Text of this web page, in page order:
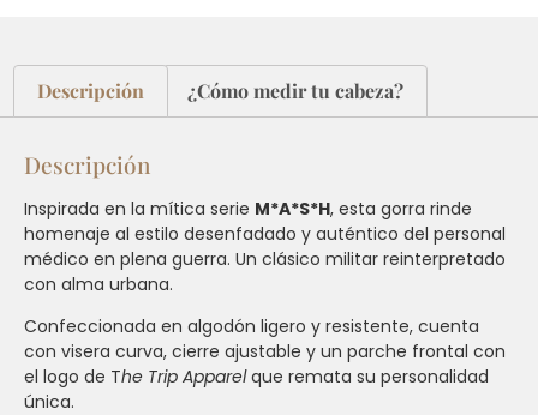
Descripción ¿Cómo medir tu cabeza?
Descripción
Inspirada en la mítica serie M*A*S*H, esta gorra rinde
homenaje al estilo desenfadado y auténtico del personal
médico en plena guerra. Un clásico militar reinterpretado
con alma urbana.
Confeccionada en algodón ligero y resistente, cuenta
con visera curva, cierre ajustable y un parche frontal con
el logo de The Trip Apparelque remata su personalidad
única.